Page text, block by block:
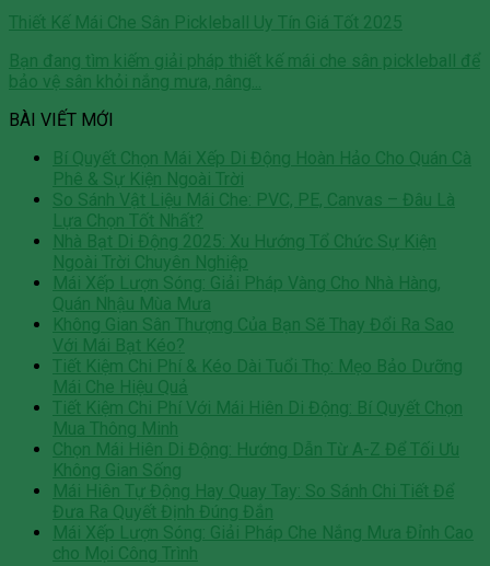
Thiết Kế Mái Che Sân Pickleball Uy Tín Giá Tốt 2025
Bạn đang tìm kiếm giải pháp thiết kế mái che sân pickleball để
bảo vệ sân khỏi nắng mưa, nâng...
BÀI VIẾT MỚI
Bí Quyết Chọn Mái Xếp Di Động Hoàn Hảo Cho Quán Cà
Phê & Sự Kiện Ngoài Trời
So Sánh Vật Liệu Mái Che: PVC, PE, Canvas – Đâu Là
Lựa Chọn Tốt Nhất?
Nhà Bạt Di Động 2025: Xu Hướng Tổ Chức Sự Kiện
Ngoài Trời Chuyên Nghiệp
Mái Xếp Lượn Sóng: Giải Pháp Vàng Cho Nhà Hàng,
Quán Nhậu Mùa Mưa
Không Gian Sân Thượng Của Bạn Sẽ Thay Đổi Ra Sao
Với Mái Bạt Kéo?
Tiết Kiệm Chi Phí & Kéo Dài Tuổi Thọ: Mẹo Bảo Dưỡng
Mái Che Hiệu Quả
Tiết Kiệm Chi Phí Với Mái Hiên Di Động: Bí Quyết Chọn
Mua Thông Minh
Chọn Mái Hiên Di Động: Hướng Dẫn Từ A-Z Để Tối Ưu
Không Gian Sống
Mái Hiên Tự Động Hay Quay Tay: So Sánh Chi Tiết Để
Đưa Ra Quyết Định Đúng Đắn
Mái Xếp Lượn Sóng: Giải Pháp Che Nắng Mưa Đỉnh Cao
cho Mọi Công Trình